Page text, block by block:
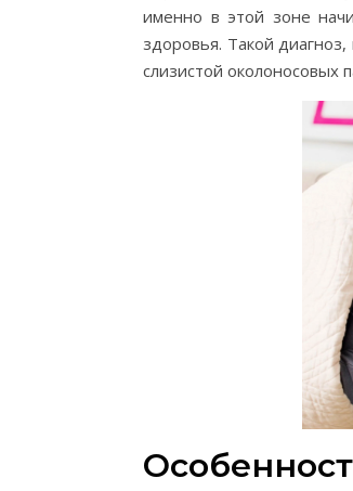
именно в этой зоне
здоровья. Такой диагноз,
слизистой околоносовых